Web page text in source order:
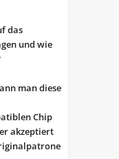
das
und wie
man diese
Chip
akzeptiert